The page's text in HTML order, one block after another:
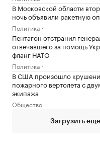
В Московской области
ночь объявили ракетную
Политика
Пентагон отстранил
отвечавшего за помощь
фланг НАТО
Политика
В США произошло
пожарного вертолета с
экипажа
Общество
Загрузить еще